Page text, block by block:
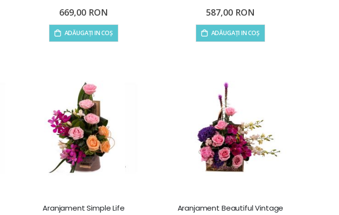
669,00 RON
ADĂUGAȚI IN COȘ
587,00 RON
ADĂUGAȚI IN COȘ
Aranjament Simple Life Aranjament Beautiful Vintage